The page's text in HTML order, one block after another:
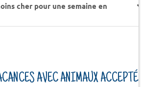
cher pour une semaine en
AVEC ANIMAUX